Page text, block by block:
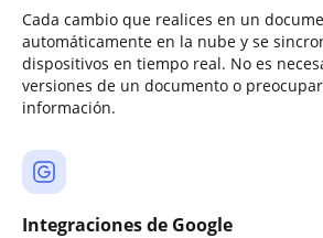
Cada cambio que realices en un
automáticamente en la nube y se
dispositivos en tiempo real. No es
versiones de un documento o
información.
Integraciones de Google